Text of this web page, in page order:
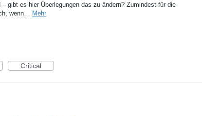
gibt es hier Überlegungen das zu ändern? Zumindest für die
wenn…
Mehr
Critical